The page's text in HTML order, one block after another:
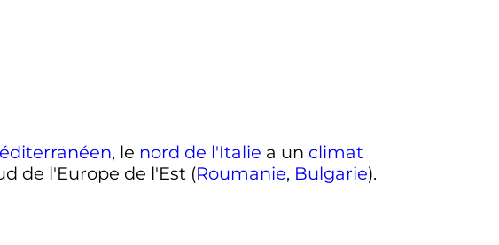
, le nord de l'Italie a un climat
de l'Europe de l'Est (Roumanie, Bulgarie).